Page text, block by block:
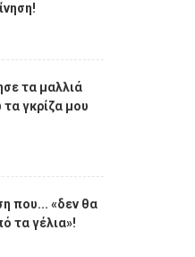
τα μαλλιά
γκρίζα μου
που... «δεν θα
τα γέλια»!